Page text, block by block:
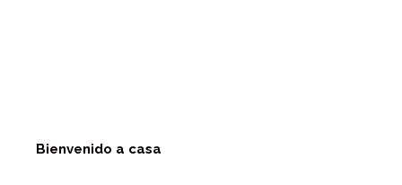
Bienvenido a casa